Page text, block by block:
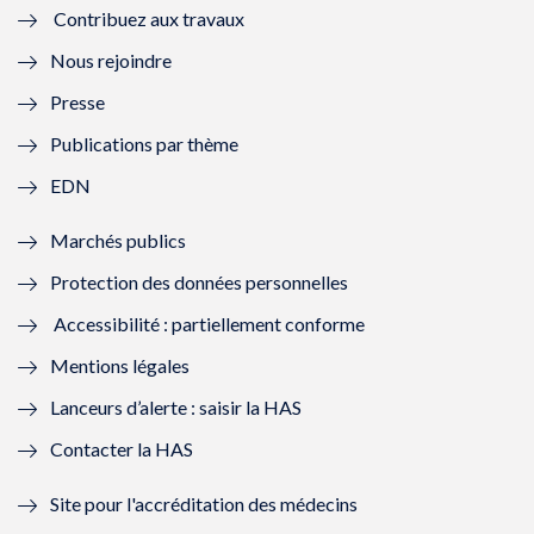
l
l
f
n
ê
t
r
e
)
e
e
n
ê
r
)
ê
t
e
ê
)
Contribuez aux travaux
Nous rejoindre
Presse
Publications par thème
EDN
Marchés publics
Protection des données personnelles
Accessibilité : partiellement conforme
Mentions légales
Lanceurs d’alerte : saisir la HAS
Contacter la HAS
Site pour l'accréditation des médecins